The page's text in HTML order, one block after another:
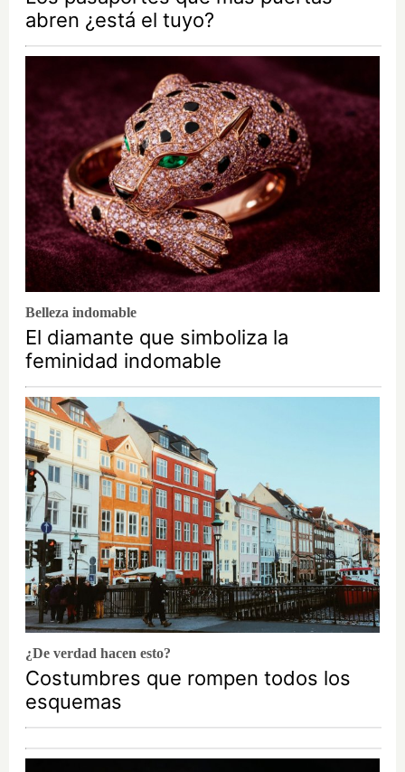
abren ¿está el tuyo?
Belleza indomable
El diamante que simboliza la
feminidad indomable
¿De verdad hacen esto?
Costumbres que rompen todos los
esquemas